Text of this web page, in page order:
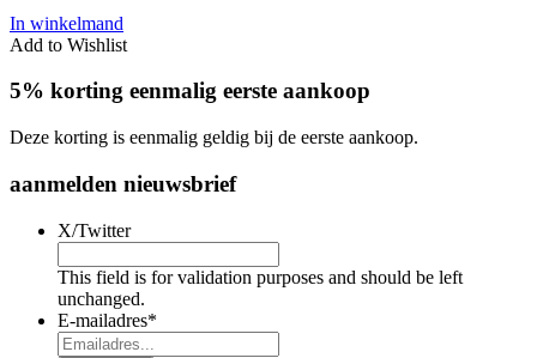
In winkelmand
Add to Wishlist
5% korting eenmalig eerste aankoop
Deze korting is eenmalig geldig bij de eerste aankoop.
aanmelden nieuwsbrief
X/Twitter
This field is for validation purposes and should be left
unchanged.
E-mailadres*